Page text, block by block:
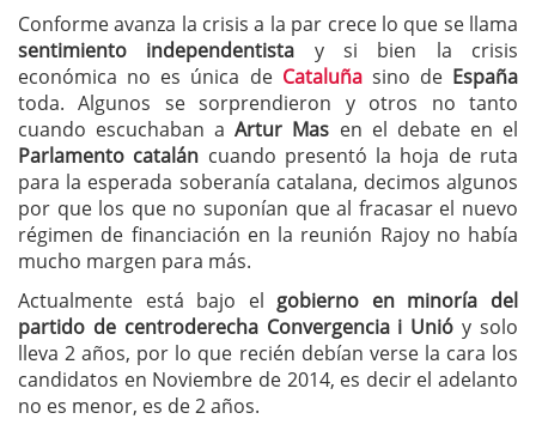
Conforme avanza la crisis a la par crece lo que se llama
sentimiento independentista y si bien la crisis
económica no es única deCataluñasino deEspaña
toda. Algunos se sorprendieron y otros no tanto
cuando escuchaban a Artur Mas en el debate en el
Parlamento catalán cuando presentó la hoja de ruta
para la esperada soberanía catalana, decimos algunos
por que los que no suponían que al fracasar el nuevo
régimen de financiación en la reunión Rajoy no había
mucho margen para más.
Actualmente está bajo el gobierno en minoría del
partido de centroderecha Convergencia i Unió y solo
lleva 2 años, por lo que recién debían verse la cara los
candidatos en Noviembre de 2014, es decir el adelanto
no es menor, es de 2 años.